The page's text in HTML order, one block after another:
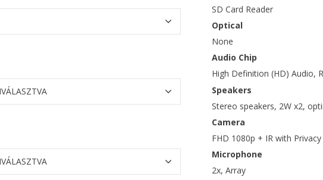
SD Card Reader
Optical
None
Audio Chip
High Definition (HD) Audio,
Speakers
Stereo speakers, 2W x2,
Camera
FHD 1080p + IR with
Microphone
2x, Array